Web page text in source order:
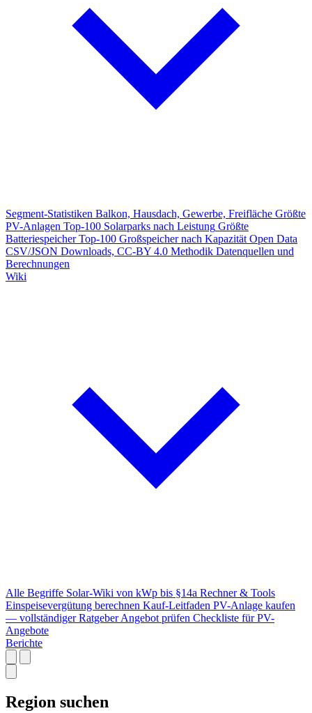
Segment-Statistiken Balkon, Hausdach, Gewerbe, Freifläche Größte
PV-Anlagen Top-100 Solarparks nach Leistung Größte
Batteriespeicher Top-100 Großspeicher nach Kapazität Open Data
CSV/JSON Downloads, CC-BY 4.0 Methodik Datenquellen und
Berechnungen
Wiki
Alle Begriffe Solar-Wiki von kWp bis §14a Rechner & Tools
Einspeisevergütung berechnen Kauf-Leitfaden PV-Anlage kaufen
— vollständiger Ratgeber Angebot prüfen Checkliste für PV-
Angebote
Berichte
Region suchen